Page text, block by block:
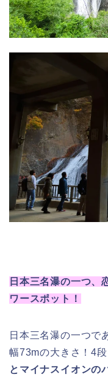
日本三名瀑の一つ、
ワースポット！
日本三名瀑の一つで
幅73mの大きさ！4
とマイナスイオンの